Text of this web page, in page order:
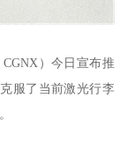
）今日宣布推
服了当前激光行李